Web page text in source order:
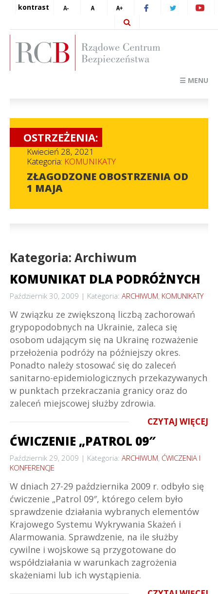
kontrast
☰ MENU
OSTRZEŻENIA:
Kwiecień 28, 2021
Kategoria: KOMUNIKATY
ZŁAGODZONE OBOSTRZENIA OD
1 MAJA
Kategoria: Archiwum
KOMUNIKAT DLA PODRÓŻNYCH
Październik 30, 2009 Kategoria: ARCHIWUM, KOMUNIKATY
W związku ze zwiększoną liczbą zachorowań
grypopodobnych na Ukrainie, zaleca się
osobom udającym się na Ukrainę rozważenie
przełożenia podróży na późniejszy okres.
Ponadto należy stosować się do zaleceń
sanitarno-epidemiologicznych przekazywanych
w punktach przekraczania granicy oraz do
zaleceń miejscowej służby zdrowia.
CZYTAJ WIĘCEJ
ĆWICZENIE „PATROL 09″
Październik 29, 2009 Kategoria: ARCHIWUM, ĆWICZENIA I
KONFERENCJE
W dniach 27-29 października 2009 r. odbyło się
ćwiczenie „Patrol 09″, którego celem było
sprawdzenie działania wybranych elementów
Krajowego Systemu Wykrywania Skażeń i
Alarmowania. Sprawdzenie, na ile służby
cywilne i wojskowe są przygotowane do
współdziałania w warunkach zagrożenia
skażeniami lub ich wystąpienia.